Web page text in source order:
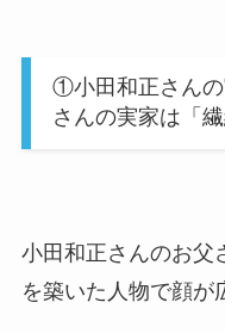
①小田和正さん
さんの実家は「
小田和正さんのお父
を築いた人物で顔が